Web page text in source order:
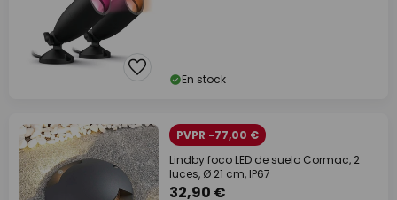
En stock
PVPR -77,00 €
Lindby foco LED de suelo Cormac, 2
luces, Ø 21 cm, IP67
32,90 €